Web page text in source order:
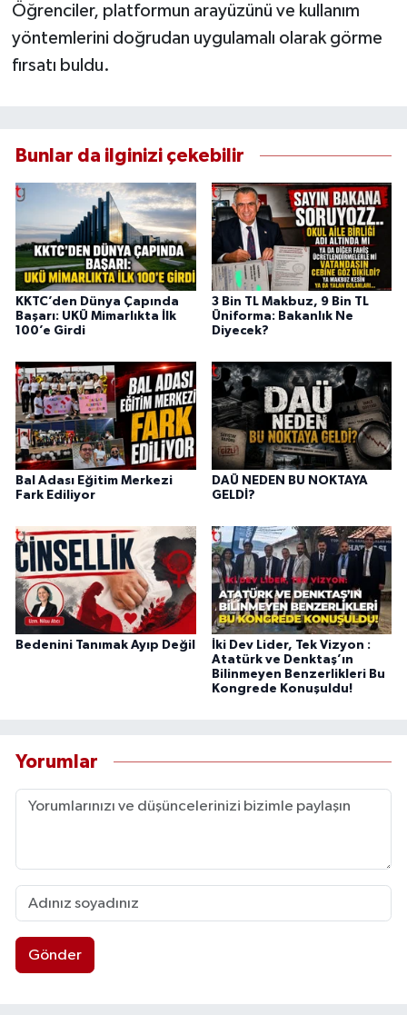
Öğrenciler, platformun arayüzünü ve kullanım
yöntemlerini doğrudan uygulamalı olarak görme
fırsatı buldu.
Bunlar da ilginizi çekebilir
KKTC’den Dünya Çapında
Başarı: UKÜ Mimarlıkta İlk
100’e Girdi
3 Bin TL Makbuz, 9 Bin TL
Üniforma: Bakanlık Ne
Diyecek?
Bal Adası Eğitim Merkezi
Fark Ediliyor
DAÜ NEDEN BU NOKTAYA
GELDİ?
Bedenini Tanımak Ayıp Değil
İki Dev Lider, Tek Vizyon :
Atatürk ve Denktaş’ın
Bilinmeyen Benzerlikleri Bu
Kongrede Konuşuldu!
Yorumlar
Gönder